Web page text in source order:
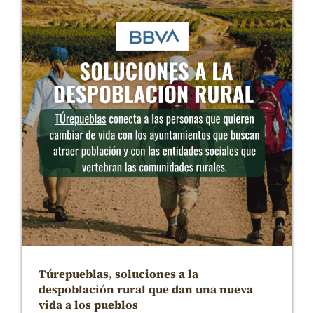
Túrepueblas, soluciones a la
despoblación rural que dan una nueva
vida a los pueblos